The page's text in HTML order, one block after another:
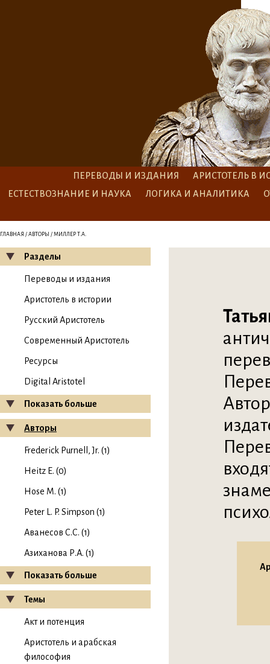
ПЕРЕВОДЫ И ИЗДАНИЯ
АРИСТОТЕЛЬ В
ЕСТЕСТВОЗНАНИЕ И НАУКА
ЛОГИКА И АНАЛИТИКА
ГЛАВНАЯ / АВТОРЫ / МИЛЛЕР Т.А.
Разделы
Переводы и издания
Аристотель в истории
Русский Аристотель
Современный Аристотель
Ресурсы
Digital Aristotel
Показать больше
Авторы
Frederick Purnell, Jr. (1)
Heitz E. (0)
Hose M. (1)
Peter L. P. Simpson (1)
Аванесов С.С. (1)
Азиханова Р.А. (1)
Показать больше
Темы
Акт и потенция
Аристотель и арабская
философия